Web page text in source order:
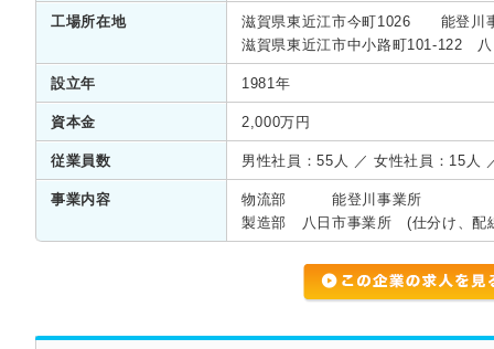
工場所在地
滋賀県東近江市今町1026 能登川
滋賀県東近江市中小路町101-122
設立年 1981年
資本金 2,000万円
従業員数 男性社員：55人 ／ 女性社員：15人
事業内容
物流部 能登川事業所
製造部 八日市事業所 (仕分け、配